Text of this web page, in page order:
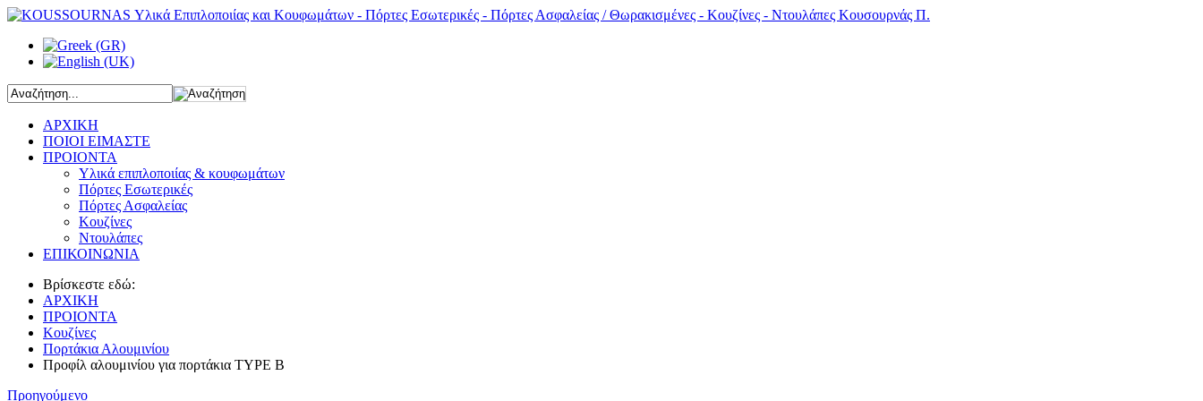
ΑΡΧΙΚΗ
ΠΟΙΟΙ ΕΙΜΑΣΤΕ
ΠΡΟΙΟΝΤΑ
Υλικά επιπλοποιίας & κουφωμάτων
Πόρτες Εσωτερικές
Πόρτες Ασφαλείας
Κουζίνες
Ντουλάπες
ΕΠΙΚΟΙΝΩΝΙΑ
Βρίσκεστε εδώ:
ΑΡΧΙΚΗ
ΠΡΟΙΟΝΤΑ
Κουζίνες
Πορτάκια Αλουμινίου
Προφίλ αλουμινίου για πορτάκια TYPE Β
Προηγούμενο